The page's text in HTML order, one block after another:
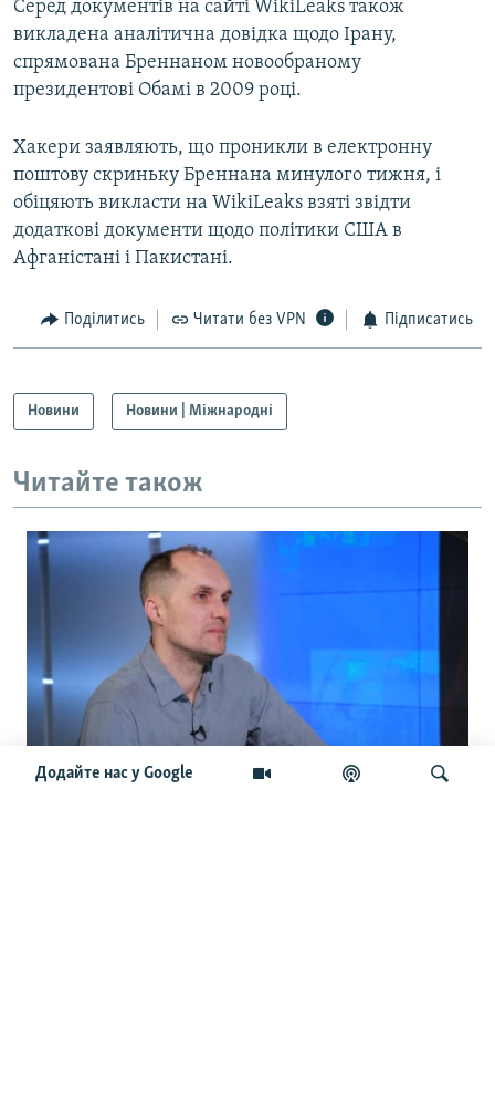
Додайте нас у Google
Серед документів на сайті WikiLeaks також
викладена аналітична довідка щодо Ірану,
спрямована Бреннаном новообраному
президентові Обамі в 2009 році.
Хакери заявляють, що проникли в електронну
поштову скриньку Бреннана минулого тижня, і
обіцяють викласти на WikiLeaks взяті звідти
додаткові документи щодо політики США в
Афганістані і Пакистані.
Поділитись Читати без VPN Підписатись
Новини Новини | Міжнародні
Читайте також